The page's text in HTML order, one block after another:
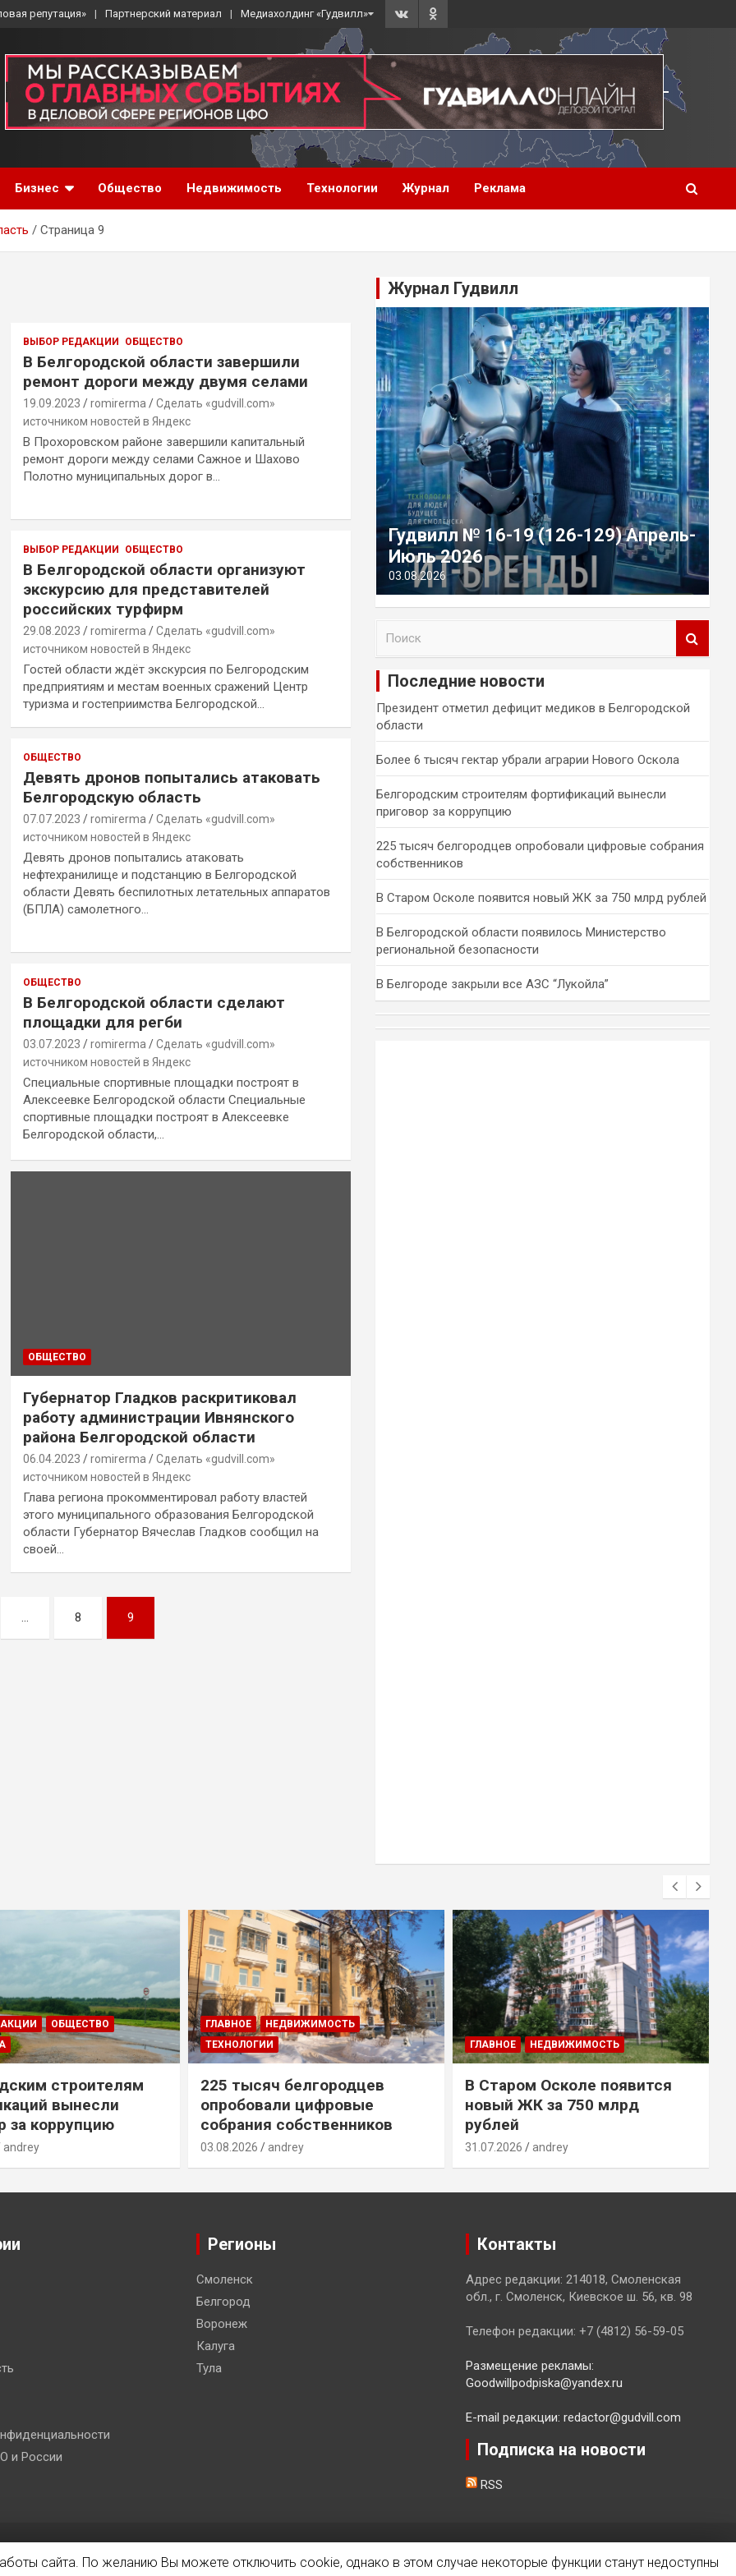
репутация» Партнерский материал Медиахолдинг «Гудвилл»
Бизнес Общество Недвижимость Технологии Журнал Реклама
Страница 9
ВЫБОР РЕДАКЦИИ ОБЩЕСТВО
В Белгородской области завершили
ремонт дороги между двумя селами
19.09.2023 romirerma
Сделать «gudvill.com»
источником новостей в Яндекс
В Прохоровском районе завершили капитальный
ремонт дороги между селами Сажное и Шахово
Полотно муниципальных дорог в…
ВЫБОР РЕДАКЦИИ ОБЩЕСТВО
В Белгородской области организуют
экскурсию для представителей
российских турфирм
29.08.2023 romirerma
Сделать «gudvill.com»
источником новостей в Яндекс
Гостей области ждёт экскурсия по Белгородским
предприятиям и местам военных сражений Центр
туризма и гостеприимства Белгородской…
ОБЩЕСТВО
Девять дронов попытались атаковать
Белгородскую область
07.07.2023 romirerma
Сделать «gudvill.com»
источником новостей в Яндекс
Девять дронов попытались атаковать
нефтехранилище и подстанцию в Белгородской
области Девять беспилотных летательных аппаратов
(БПЛА) самолетного…
ОБЩЕСТВО
В Белгородской области сделают
площадки для регби
03.07.2023 romirerma
Сделать «gudvill.com»
источником новостей в Яндекс
Специальные спортивные площадки построят в
Алексеевке Белгородской области Специальные
спортивные площадки построят в Алексеевке
Белгородской области,…
ОБЩЕСТВО
Губернатор Гладков раскритиковал
работу администрации Ивнянского
района Белгородской области
06.04.2023 romirerma
Сделать «gudvill.com»
источником новостей в Яндекс
Глава региона прокомментировал работу властей
этого муниципального образования Белгородской
области Губернатор Вячеслав Гладков сообщил на
своей…
… 8 9
Журнал Гудвилл
Гудвилл № 16-19 (126-129) Апрель-
Июль 2026
03.08.2026
и
Последние новости
Президент отметил дефицит медиков в Белгородской
области
Более 6 тысяч гектар убрали аграрии Нового Оскола
Белгородским строителям фортификаций вынесли
приговор за коррупцию
225 тысяч белгородцев опробовали цифровые собрания
собственников
В Старом Осколе появится новый ЖК за 750 млрд рублей
В Белгородской области появилось Министерство
региональной безопасности
В Белгороде закрыли все АЗС “Лукойла”
ОБЩЕСТВО
строителям
вынесли
за коррупцию
andrey
ГЛАВНОЕ
НЕДВИЖИМОСТЬ
ТЕХНОЛОГИИ
225 тысяч белгородцев
опробовали цифровые
собрания собственников
03.08.2026 andrey
ГЛАВНОЕ НЕДВИЖИМОСТЬ
В Старом Осколе появится
новый ЖК за 750 млрд
рублей
31.07.2026 andrey
и России
Регионы
Смоленск
Белгород
Воронеж
Калуга
Тула
Контакты
Адрес редакции: 214018, Смоленская
обл., г. Смоленск, Киевское ш. 56, кв. 98
Телефон редакции: +7 (4812) 56-59-05
Размещение рекламы:
Goodwillpodpiska@yandex.ru
E-mail редакции: redactor@gudvill.com
Подписка на новости
RSS
сайта. По желанию Вы можете отключить cookie, однако в этом случае некоторые функции станут недоступны